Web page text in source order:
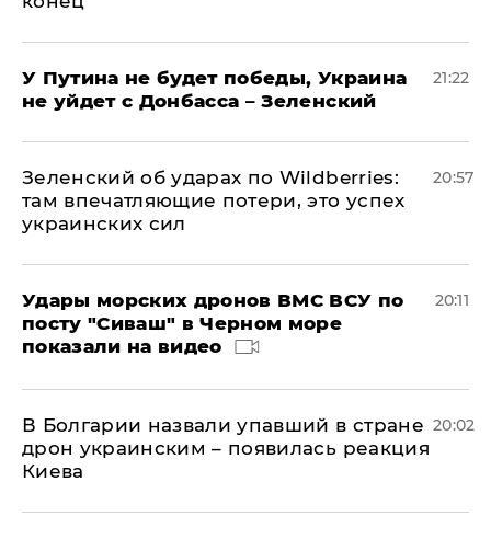
У Путина не будет победы, Украина
не уйдет с Донбасса – Зеленский
21:22
Зеленский об ударах по Wildberries:
там впечатляющие потери, это успех
украинских сил
20:57
Удары морских дронов ВМС ВСУ по
посту "Сиваш" в Черном море
показали на видео
20:11
В Болгарии назвали упавший в стране
дрон украинским – появилась реакция
Киева
20:02